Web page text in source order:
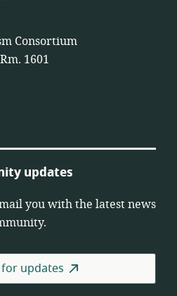
Consortium
1601
updates
you with the latest news
updates